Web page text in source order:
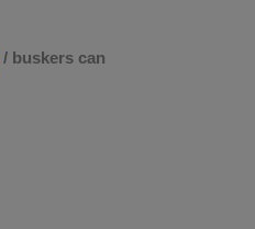
/ buskers can